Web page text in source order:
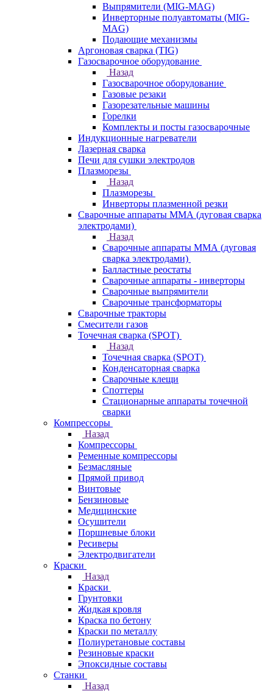
Выпрямители (MIG-MAG)
Инверторные полуавтоматы (MIG-
MAG)
Подающие механизмы
Аргоновая сварка (TIG)
Газосварочное оборудование
Назад
Газосварочное оборудование
Газовые резаки
Газорезательные машины
Горелки
Комплекты и посты газосварочные
Индукционные нагреватели
Лазерная сварка
Печи для сушки электродов
Плазморезы
Назад
Плазморезы
Инверторы плазменной резки
Сварочные аппараты ММА (дуговая сварка
электродами)
Назад
Сварочные аппараты ММА (дуговая
сварка электродами)
Балластные реостаты
Сварочные аппараты - инверторы
Сварочные выпрямители
Сварочные трансформаторы
Сварочные тракторы
Смесители газов
Точечная сварка (SPOT)
Назад
Точечная сварка (SPOT)
Конденсаторная сварка
Сварочные клещи
Споттеры
Стационарные аппараты точечной
сварки
Компрессоры
Назад
Компрессоры
Ременные компрессоры
Безмасляные
Прямой привод
Винтовые
Бензиновые
Медицинские
Осушители
Поршневые блоки
Ресиверы
Электродвигатели
Краски
Назад
Краски
Грунтовки
Жидкая кровля
Краска по бетону
Краски по металлу
Полиуретановые составы
Резиновые краски
Эпоксидные составы
Станки
Назад